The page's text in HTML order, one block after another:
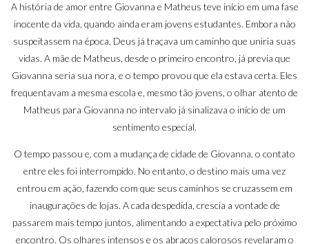
A história de amor entre Giovanna e Matheus teve início em uma fase
inocente da vida, quando ainda eram jovens estudantes. Embora não
suspeitassem na época, Deus já traçava um caminho que uniria suas
vidas. A mãe de Matheus, desde o primeiro encontro, já previa que
Giovanna seria sua nora, e o tempo provou que ela estava certa. Eles
frequentavam a mesma escola e, mesmo tão jovens, o olhar atento de
Matheus para Giovanna no intervalo já sinalizava o início de um
sentimento especial.
O tempo passou e, com a mudança de cidade de Giovanna, o contato
entre eles foi interrompido. No entanto, o destino mais uma vez
entrou em ação, fazendo com que seus caminhos se cruzassem em
inaugurações de lojas. A cada despedida, crescia a vontade de
passarem mais tempo juntos, alimentando a expectativa pelo próximo
encontro. Os olhares intensos e os abraços calorosos revelaram o